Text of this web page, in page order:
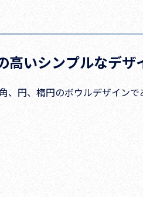
高いシンプルなデザ
、円、楕円のボウルデザイン